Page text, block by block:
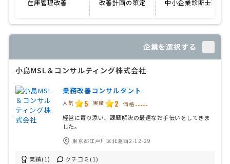
在庫管理改善
改善計画の策定
中小企業診断士取得
企業を選択する
小島MSL＆コンサルティング株式会社
業務改善コンサルタント
人気 5 実績 2 価格 -----
経営に寄り添い、課題解決の最適なお手伝いをしてきま
した。
東京都江戸川区北葛西2-12-29
実績(1) クチコミ(1)